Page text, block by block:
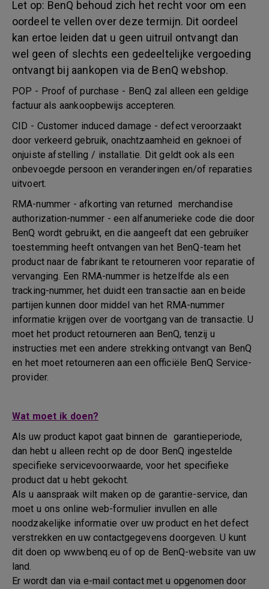
Let op: BenQ behoud zich het recht voor om een
oordeel te vellen over deze termijn. Dit oordeel
kan ertoe leiden dat u geen uitruil ontvangt dan
wel geen of slechts een gedeeltelijke vergoeding
ontvangt bij aankopen via de BenQ webshop.
POP - Proof of purchase - BenQ zal alleen een geldige
factuur als aankoopbewijs accepteren.
CID - Customer induced damage - defect veroorzaakt
door verkeerd gebruik, onachtzaamheid en geknoei of
onjuiste afstelling / installatie. Dit geldt ook als een
onbevoegde persoon en veranderingen en/of reparaties
uitvoert.
RMA-nummer - afkorting van returned merchandise
authorization-nummer - een alfanumerieke code die door
BenQ wordt gebruikt, en die aangeeft dat een gebruiker
toestemming heeft ontvangen van het BenQ-team het
product naar de fabrikant te retourneren voor reparatie of
vervanging. Een RMA-nummer is hetzelfde als een
tracking-nummer, het duidt een transactie aan en beide
partijen kunnen door middel van het RMA-nummer
informatie krijgen over de voortgang van de transactie. U
moet het product retourneren aan BenQ, tenzij u
instructies met een andere strekking ontvangt van BenQ
en het moet retourneren aan een officiële BenQ Service-
provider.
Wat moet ik doen?
Als uw product kapot gaat binnen de garantieperiode,
dan hebt u alleen recht op de door BenQ ingestelde
specifieke servicevoorwaarde, voor het specifieke
product dat u hebt gekocht.
Als u aanspraak wilt maken op de garantie-service, dan
moet u ons online web-formulier invullen en alle
noodzakelijke informatie over uw product en het defect
verstrekken en uw contactgegevens doorgeven. U kunt
dit doen op www.benq.eu of op de BenQ-website van uw
land.
Er wordt dan via e-mail contact met u opgenomen door